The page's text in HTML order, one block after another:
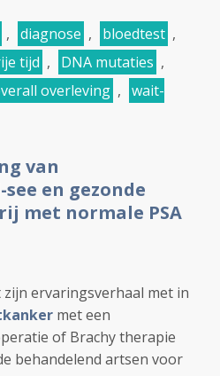
, diagnose , bloedtest ,
tijd , DNA mutaties ,
overleving , wait-
van
en gezonde
met normale PSA
ervaringsverhaal met in
met een
of Brachy therapie
behandelend artsen voor